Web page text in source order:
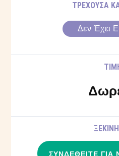
ΤΡΈΧΟΥΣΑ
Δεν Έχει
ΣΥΝΔΕΘΕΊΤΕ ΓΙΑ